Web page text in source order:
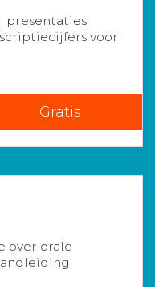
presentaties,
voor
Gratis
over orale